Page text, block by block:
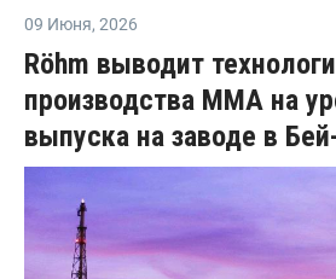
09 Июня, 2026
Röhm выводит
производства ММА на
выпуска на заводе в